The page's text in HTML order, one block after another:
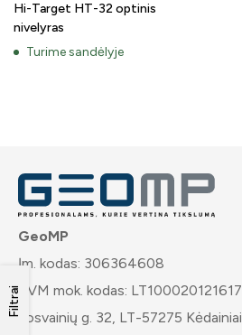
Filtrai
Hi-Target HT-32 optinis
nivelyras
Turime sandėlyje
GeoMP
Įm. kodas: 306364608
PVM mok. kodas: LT100020121617
Josvainių g. 32, LT-57275 Kėdainiai